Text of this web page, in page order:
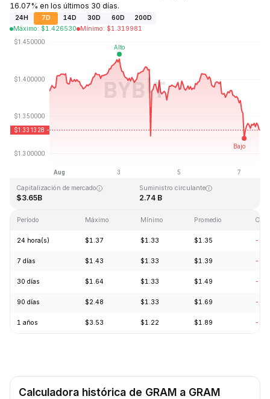
16.07% en los últimos 30 días.
24H 7D 14D 30D 60D
200D
Máximo: $1.426530 Mínimo: $1.319981
$0.519364
Capitalización de mercado
$3.65B
Suministro circulante
2.74 B
Período Máximo Mínimo Promedio
24 hora(s) $1.37 $1.33 $1.35 -
7 días $1.43 $1.33 $1.39 -
30 días $1.64 $1.33 $1.49 -
90 días $2.48 $1.33 $1.69 -
1 años $3.53 $1.22 $1.89 -
Calculadora histórica de GRAM a GRAM